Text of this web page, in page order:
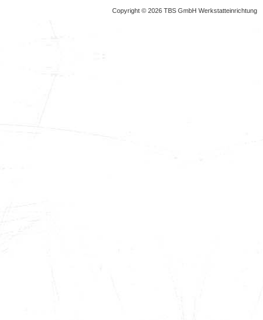
Copyright © 2026 TBS GmbH Werkstatteinrichtung